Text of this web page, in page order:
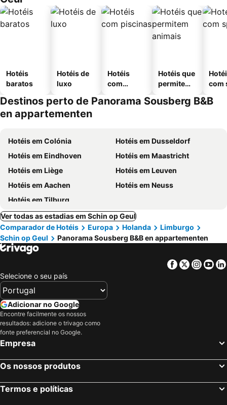
Hotéis
baratos
Hotéis de
luxo
Hotéis
com
Hotéis que
permitem
com
Destinos perto de Panorama Sousberg B&B
en appartementen
Hotéis em Colónia
Hotéis em Dusseldorf
Hotéis em Eindhoven
Hotéis em Maastricht
Hotéis em Liège
Hotéis em Leuven
Hotéis em Aachen
Hotéis em Neuss
Hotéis em Tilburg
Ver todas as estadias em Schin op Geul
Comparador de Hotéis
Europa Holanda
Limburgo
Schin op Geul
Panorama Sousberg B&B en appartementen
Facebook
Twitter
Selecione o seu país
Adicionar no Google
Encontre facilmente os nossos
resultados: adicione o trivago como
fonte preferencial no Google.
Empresa
Os nossos produtos
Termos e políticas